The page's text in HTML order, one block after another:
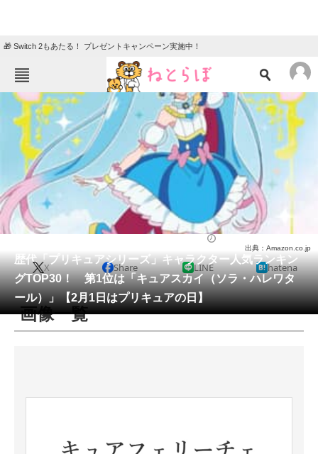
🎁 Switch 2もあたる！ プレゼントキャンペーン実施中！
ねとらぼメニュー
TOP ニュース
エンタメ クイズ
グルメ 地域
住まい 教育・育児
リサーチ
会員記事
メディア
注目記事を集めた総合ページ
好きが集まる 比べて選べる
歴代「プリキュアシリーズ」キャラクター人気ランキン
グTOP30！ 第1位は「キュアスカイ（ソラ・ハレワタ
ール）」【2月1日はプリキュアの日】
出典：Amazon.co.jp
X Share LINE hatena
画像一覧